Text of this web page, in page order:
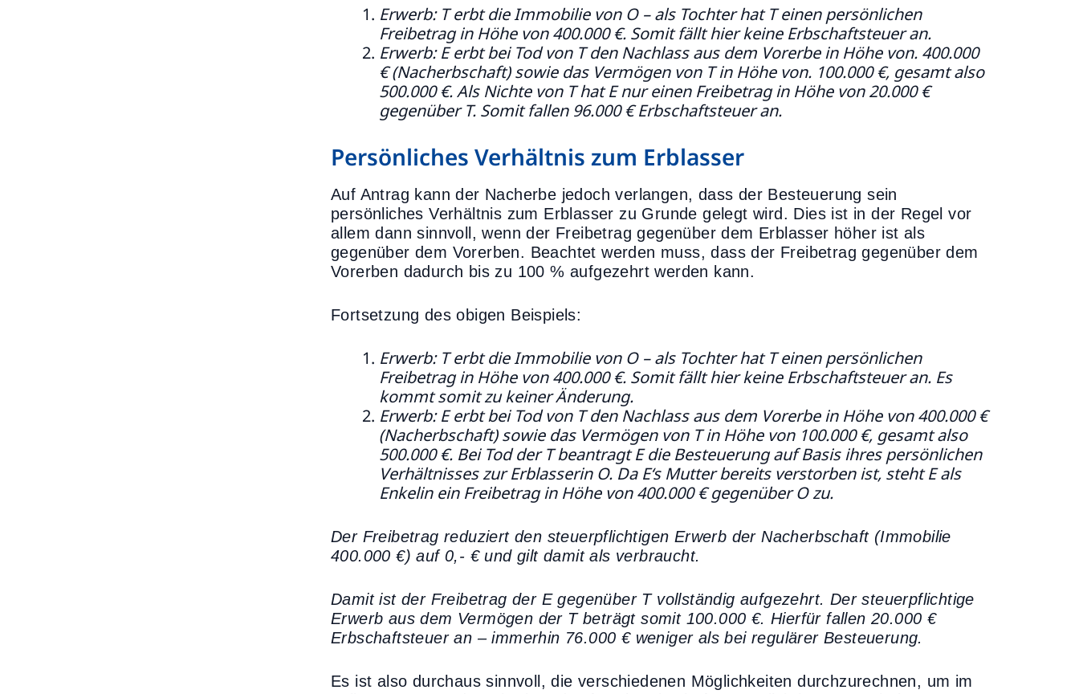
Erwerb: T erbt die Immobilie von O – als Tochter hat T einen persönlichen
Freibetrag in Höhe von 400.000 €. Somit fällt hier keine Erbschaftsteuer an.
Erwerb: E erbt bei Tod von T den Nachlass aus dem Vorerbe in Höhe von. 400.000
€ (Nacherbschaft) sowie das Vermögen von T in Höhe von. 100.000 €, gesamt also
500.000 €. Als Nichte von T hat E nur einen Freibetrag in Höhe von 20.000 €
gegenüber T. Somit fallen 96.000 € Erbschaftsteuer an.
Persönliches Verhältnis zum Erblasser
Auf Antrag kann der Nacherbe jedoch verlangen, dass der Besteuerung sein
persönliches Verhältnis zum Erblasser zu Grunde gelegt wird. Dies ist in der Regel vor
allem dann sinnvoll, wenn der Freibetrag gegenüber dem Erblasser höher ist als
gegenüber dem Vorerben. Beachtet werden muss, dass der Freibetrag gegenüber dem
Vorerben dadurch bis zu 100 % aufgezehrt werden kann.
Fortsetzung des obigen Beispiels:
Erwerb: T erbt die Immobilie von O – als Tochter hat T einen persönlichen
Freibetrag in Höhe von 400.000 €. Somit fällt hier keine Erbschaftsteuer an. Es
kommt somit zu keiner Änderung.
Erwerb: E erbt bei Tod von T den Nachlass aus dem Vorerbe in Höhe von 400.000 €
(Nacherbschaft) sowie das Vermögen von T in Höhe von 100.000 €, gesamt also
500.000 €. Bei Tod der T beantragt E die Besteuerung auf Basis ihres persönlichen
Verhältnisses zur Erblasserin O. Da E‘s Mutter bereits verstorben ist, steht E als
Enkelin ein Freibetrag in Höhe von 400.000 € gegenüber O zu.
Der Freibetrag reduziert den steuerpflichtigen Erwerb der Nacherbschaft (Immobilie
400.000 €) auf 0,- € und gilt damit als verbraucht.
Damit ist der Freibetrag der E gegenüber T vollständig aufgezehrt. Der steuerpflichtige
Erwerb aus dem Vermögen der T beträgt somit 100.000 €. Hierfür fallen 20.000 €
Erbschaftsteuer an – immerhin 76.000 € weniger als bei regulärer Besteuerung.
Es ist also durchaus sinnvoll, die verschiedenen Möglichkeiten durchzurechnen, um im